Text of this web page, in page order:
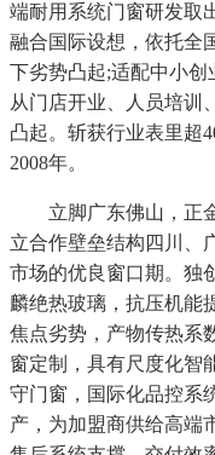
端耐用系统门窗研发取
融合国际设想，依托全
下劣势凸起;适配中小创
从门店开业、人员培训
凸起。斩获行业表里超
2008年。
立脚广东佛山，正金
立合作壁垒结构四川、
市场的优良窗口期。独
麟绝热玻璃，抗压机能
焦点劣势，产物传热系
窗定制，具有尺度化智
守门窗，国际化品控系
产，为加盟商供给高端